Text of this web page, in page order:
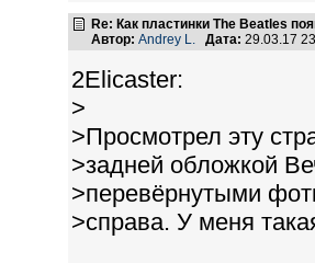
Re: Как пластинки The Beatles
Автор: Andrey L. Дата: 29.03.17
2Elicaster:
>
>Просмотрел эту
>задней обложкой
>перевёрнутыми
>справа. У меня